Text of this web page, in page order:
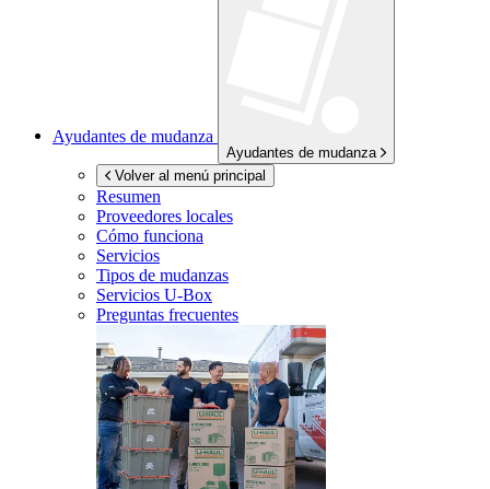
Ayudantes de mudanza
Ayudantes de mudanza
Volver al menú principal
Resumen
Proveedores locales
Cómo funciona
Servicios
Tipos de mudanzas
Servicios U-Box
Preguntas frecuentes